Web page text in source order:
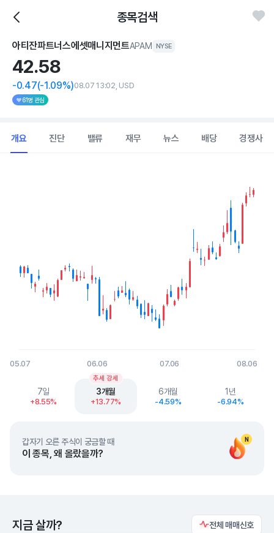
종목검색
아티잔파트너스에셋매니지먼트APAM NYSE
42.58
-0.47(-1.09%)08.07 13:02, USD
61명 관심
개요 진단 밸류 재무 뉴스 배당 경쟁사
The chart has 1 X axis displaying Time. Data ranges from
The chart has 1 Y axis displaying values. Data ranges from 33.97
05.07 06.06 07.06 08.06
End of interactive chart.
7일
+8.55%
3개월
+13.77%
추세 강세
6개월
-4.59%
1년
-6.94%
N
갑자기 오른 주식이 궁금할 때
이 종목, 왜 올랐을까?
지금 살까? 전체 매매신호